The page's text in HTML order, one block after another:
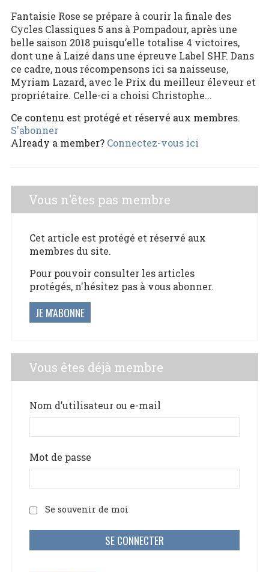
Fantaisie Rose se prépare à courir la finale des
Cycles Classiques 5 ans à Pompadour, après une
belle saison 2018 puisqu’elle totalise 4 victoires,
dont une à Laizé dans une épreuve Label SHF. Dans
ce cadre, nous récompensons ici sa naisseuse,
Myriam Lazard, avec le Prix du meilleur éleveur et
propriétaire. Celle-ci a choisi Christophe...
Ce contenu est protégé et réservé aux membres.
S'abonner
Already a member? Connectez-vous ici
Vous n'êtes pas membre
Cet article est protégé et réservé aux
membres du site.
Pour pouvoir consulter les articles
protégés, n'hésitez pas à vous abonner.
JE M'ABONNE
Vous êtes déjà membre
Nom d’utilisateur ou e-mail
Mot de passe
Se souvenir de moi